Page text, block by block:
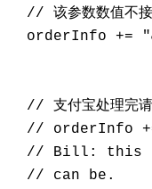
// 该参数数值不
orderInfo +=
// 支付宝处理完
// orderInfo
// Bill: this
  // can be.